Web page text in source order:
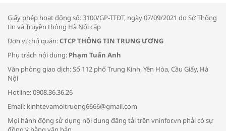
Bác sĩ tư vấn cách phòng tránh bệnh
đường hô hấp trong thời tiết giao mùa
Giấy phép hoạt động số: 3100/GP-TTĐT, ngày 07/09/2021 do Sở Thông
tin và Truyền thông Hà Nội cấp
Đơn vị chủ quản:CTCP THÔNG TIN TRUNG ƯƠNG
Phụ trách nội dung: Phạm Tuấn Anh
Văn phòng giao dịch: Số 112 phố Trung Kính, Yên Hòa, Cầu Giấy, Hà
Nội
Hotline: 0908.36.36.26
Email: kinhtevamoitruong6666@gmail.com
Mọi hành động sử dụng nội dung đăng tải trên vninfor.vn phải có sự